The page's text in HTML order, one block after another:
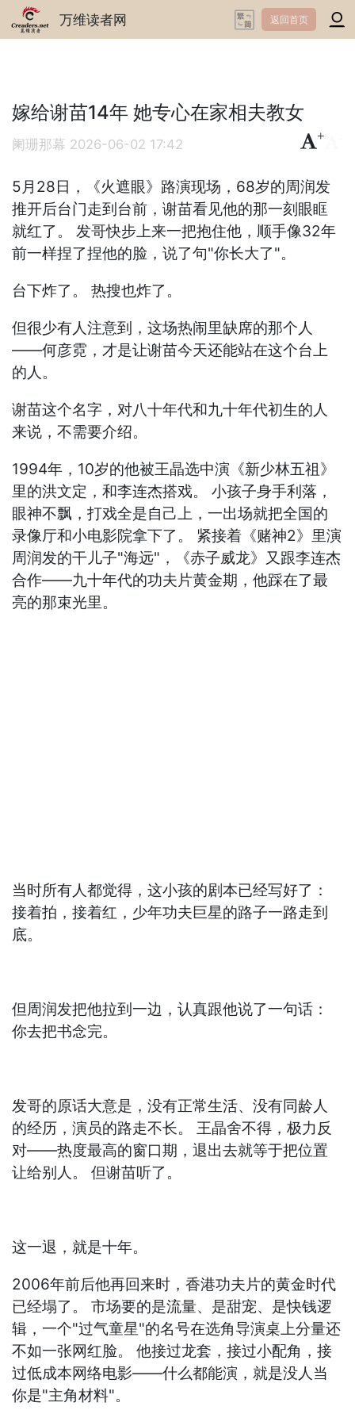
万维读者网 返回首页
嫁给谢苗14年 她专心在家相夫教女
阑珊那幕 2026-06-02 17:42
+
5月28日，《火遮眼》路演现场，68岁的周润发
推开后台门走到台前，谢苗看见他的那一刻眼眶
就红了。 发哥快步上来一把抱住他，顺手像32年
前一样捏了捏他的脸，说了句"你长大了"。
台下炸了。 热搜也炸了。
但很少有人注意到，这场热闹里缺席的那个人
——何彦霓，才是让谢苗今天还能站在这个台上
的人。
谢苗这个名字，对八十年代和九十年代初生的人
来说，不需要介绍。
1994年，10岁的他被王晶选中演《新少林五祖》
里的洪文定，和李连杰搭戏。 小孩子身手利落，
眼神不飘，打戏全是自己上，一出场就把全国的
录像厅和小电影院拿下了。 紧接着《赌神2》里演
周润发的干儿子"海远"，《赤子威龙》又跟李连杰
合作——九十年代的功夫片黄金期，他踩在了最
亮的那束光里。
当时所有人都觉得，这小孩的剧本已经写好了：
接着拍，接着红，少年功夫巨星的路子一路走到
底。
但周润发把他拉到一边，认真跟他说了一句话：
你去把书念完。
发哥的原话大意是，没有正常生活、没有同龄人
的经历，演员的路走不长。 王晶舍不得，极力反
对——热度最高的窗口期，退出去就等于把位置
让给别人。 但谢苗听了。
这一退，就是十年。
2006年前后他再回来时，香港功夫片的黄金时代
已经塌了。 市场要的是流量、是甜宠、是快钱逻
辑，一个"过气童星"的名号在选角导演桌上分量还
不如一张网红脸。 他接过龙套，接过小配角，接
过低成本网络电影——什么都能演，就是没人当
你是"主角材料"。